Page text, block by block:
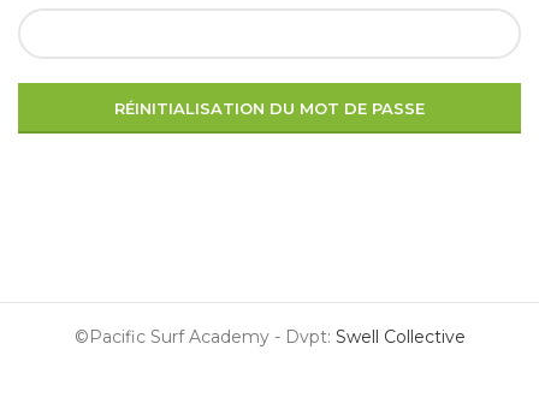
RÉINITIALISATION DU MOT DE PASSE
©Pacific Surf Academy - Dvpt: Swell Collective